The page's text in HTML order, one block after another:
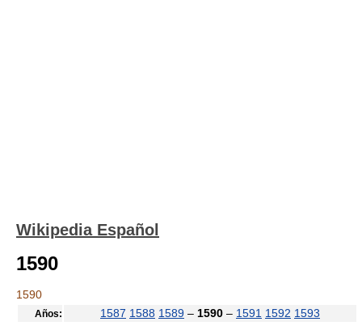
Wikipedia Español
1590
1590
Años: 1587 1588 1589 – 1590 – 1591 1592 1593